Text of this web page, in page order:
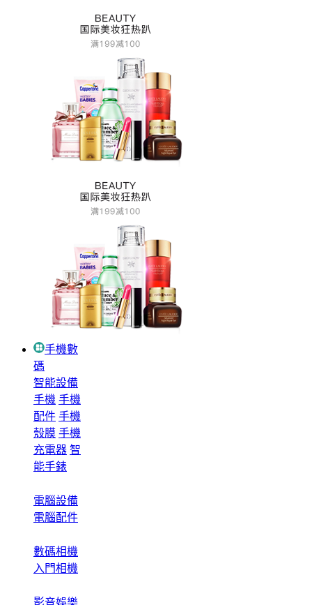
手機數
碼
智能設備
手機 手機
配件 手機
殼膜 手機
充電器 智
能手錶
電腦設備
電腦配件
數碼相機
入門相機
影音娛樂